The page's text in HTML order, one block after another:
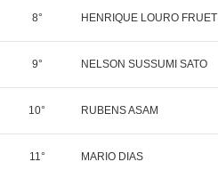
8° HENRIQUE LOURO FRUET
9° NELSON SUSSUMI SATO
10° RUBENS ASAM
11° MARIO DIAS